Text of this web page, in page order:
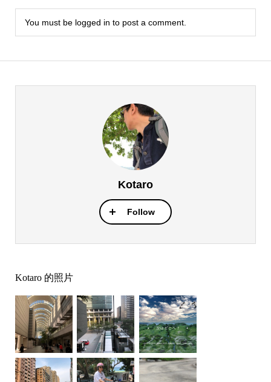
You must be logged in to post a comment.
Kotaro
Follow
Kotaro 的照片